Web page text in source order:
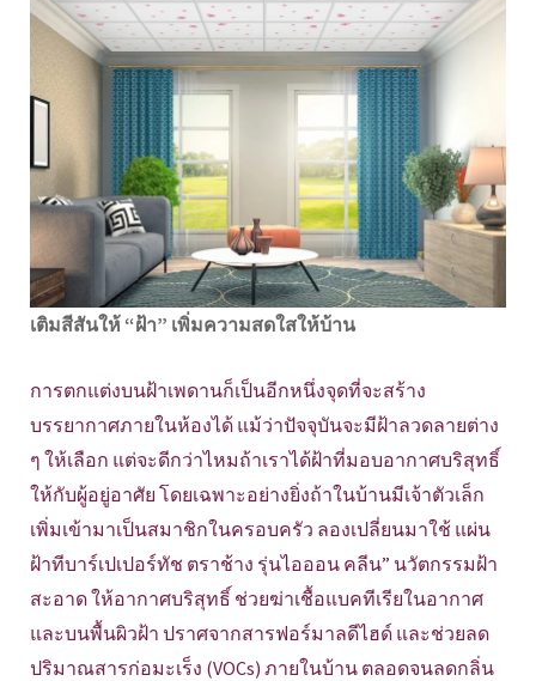
เติมสีสันให้ “ฝ้า” เพิ่มความสดใสให้บ้าน
การตกแต่งบนฝ้าเพดานก็เป็นอีกหนึ่งจุดที่จะสร้าง
บรรยากาศภายในห้องได้ แม้ว่าปัจจุบันจะมีฝ้าลวดลายต่าง
ๆ ให้เลือก แต่จะดีกว่าไหมถ้าเราได้ฝ้าที่มอบอากาศบริสุทธิ์
ให้กับผู้อยู่อาศัย โดยเฉพาะอย่างยิ่งถ้าในบ้านมีเจ้าตัวเล็ก
เพิ่มเข้ามาเป็นสมาชิกในครอบครัว ลองเปลี่ยนมาใช้ แผ่น
ฝ้าทีบาร์เปเปอร์ทัช ตราช้าง รุ่นไอออน คลีน” นวัตกรรมฝ้า
สะอาด ให้อากาศบริสุทธิ์ ช่วยฆ่าเชื้อแบคทีเรียในอากาศ
และบนพื้นผิวฝ้า ปราศจากสารฟอร์มาลดีไฮด์ และช่วยลด
ปริมาณสารก่อมะเร็ง (VOCs) ภายในบ้าน ตลอดจนลดกลิ่น